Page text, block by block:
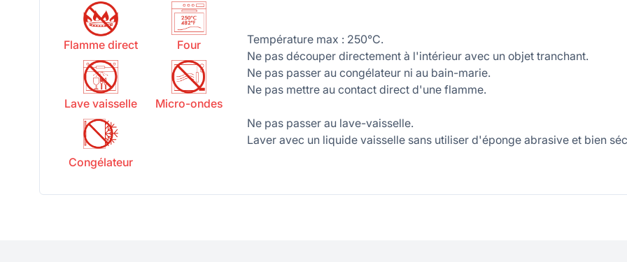
Flamme direct Four
Lave vaisselle Micro-ondes
Congélateur
Température max : 250°C.
Ne pas découper directement à l'intérieur avec un objet tranchant.
Ne pas passer au congélateur ni au bain-marie.
Ne pas mettre au contact direct d'une flamme.
Ne pas passer au lave-vaisselle.
Laver avec un liquide vaisselle sans utiliser d'éponge abrasive et bien